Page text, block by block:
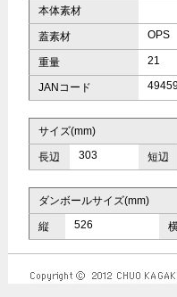
本体素材
蓋素材 OPS
重量 21
JANコード
サイズ(mm)
長辺 303 短辺
ダンボールサイズ(mm)
縦 526